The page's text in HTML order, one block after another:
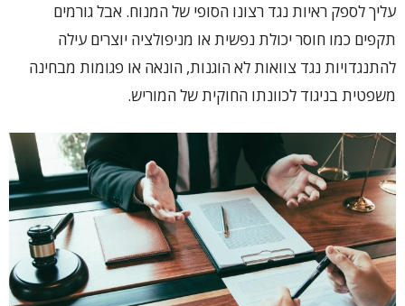
עליך לספק ראיות נגד רצונו הסופי של המנוח. אבל גורמים
תקפים כמו חוסר יכולת נפשית או מניפולציה יוצרים עילה
להתנגדויות נגד צוואות לא הוגנות, הונאה או פגומות מבחינה
משפטית בניגוד לכוונתו החוקית של המוריש.